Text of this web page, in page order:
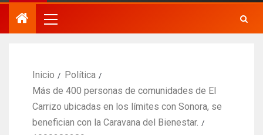
Inicio
Política
Más de 400 personas de comunidades de El
Carrizo ubicadas en los límites con Sonora, se
benefician con la Caravana del Bienestar.